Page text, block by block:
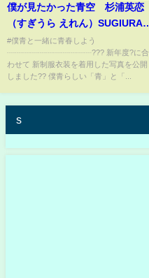
僕が見たかった青空 杉浦英恋
（すぎうら えれん）SUGIURA
EREN
#僕青と一緒に青春しよう
┈┈┈┈┈┈┈┈┈┈┈??? 新年度?に合
わせて 新制服衣装を着用した写真を公開
しました?? 僕青らしい「青」と「...
s